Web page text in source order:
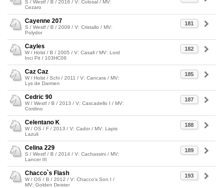
S / Westf / B / 2016 / V: Colosal / MV:
Cezaro
181
Cayenne 207
S / Westf / B / 2009 / V: Cristallo / MV:
Polydor
182
Cayles
W / Holst / B / 2005 / V: Casall / MV: Lord
Inci Pit / 103HC06
185
Caz Caz
W / Holst / Schi / 2011 / V: Cancara / MV:
Lys de Darmen
187
Cedric 90
W / Westf / B / 2013 / V: Cascadello I / MV:
Cordino
188
Celentano K
W / OS / F / 2013 / V: Cador / MV: Lapis
Lazuli
189
Celina 229
S / Westf / B / 2014 / V: Cachassini / MV:
Lancer III
193
Chacco`s Flash
W / OS / B / 2012 / V: Chacco's Son I /
MV: Golden Deister